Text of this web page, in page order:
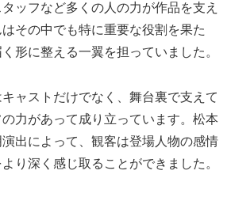
ッフなど多くの人の力が作品を支え
その中でも特に重要な役割を果た
形に整える一翼を担っていました。
ャストだけでなく、舞台裏で支えて
力があって成り立っています。松本
出によって、観客は登場人物の感情
り深く感じ取ることができました。